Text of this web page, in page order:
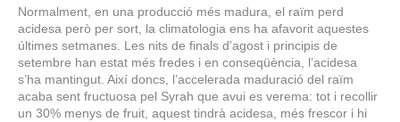
Normalment, en una producció més madura, el raïm perd
acidesa però per sort, la climatologia ens ha afavorit aquestes
últimes setmanes. Les nits de finals d’agost i principis de
setembre han estat més fredes i en conseqüència, l’acidesa
s’ha mantingut. Així doncs, l’accelerada maduració del raïm
acaba sent fructuosa pel Syrah que avui es verema: tot i recollir
un 30% menys de fruit, aquest tindrà acidesa, més frescor i hi